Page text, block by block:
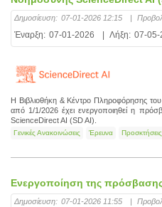
Δημοσίευση: 07-01-2026 12:15 |
Έναρξη: 07-01-2026 | Λήξη: 07-05-
Η Βιβλιοθήκη & Κέντρο Πληροφόρησης του
από 1/1/2026 έχει ενεργοποιηθεί η
ScienceDirect AI (SD AI).
Γενικές Ανακοινώσεις Έρευνα
Ενεργοποίηση της
Δημοσίευση: 07-01-2026 11:55 |